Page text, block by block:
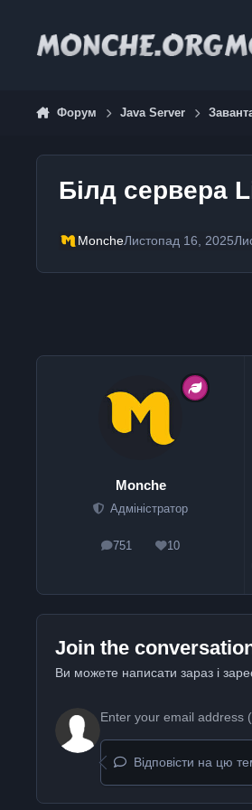
Форум Java Server
Білд сервера
MoncheЛистопад 16, 2025
Monche
Адміністратор
751
posts 10
Reputation
Join the
Ви можете написати зараз і
Відповісти на цю